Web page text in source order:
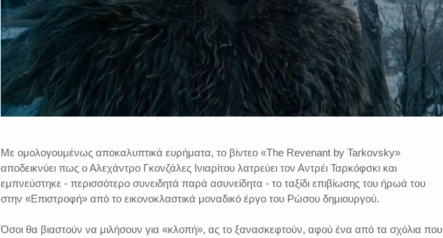
Με ομολογουμένως αποκαλυπτικά ευρήματα, το βίντεο «The Revenant by Tarkovsky»
αποδεικνύει πως ο Αλεχάντρο Γκονζάλες Ινιαρίτου λατρεύει τον Αντρέι Ταρκόφσκι και
εμπνεύστηκε - περισσότερο συνειδητά παρά ασυνείδητα - το ταξίδι επιβίωσης του ήρωά του
στην «Επιστροφή» από το εικονοκλαστικά μοναδικό έργο του Ρώσου δημιουργού.
Όσοι θα βιαστούν να μιλήσουν για «κλοπή», ας το ξανασκεφτούν, αφού ένα από τα σχόλια που